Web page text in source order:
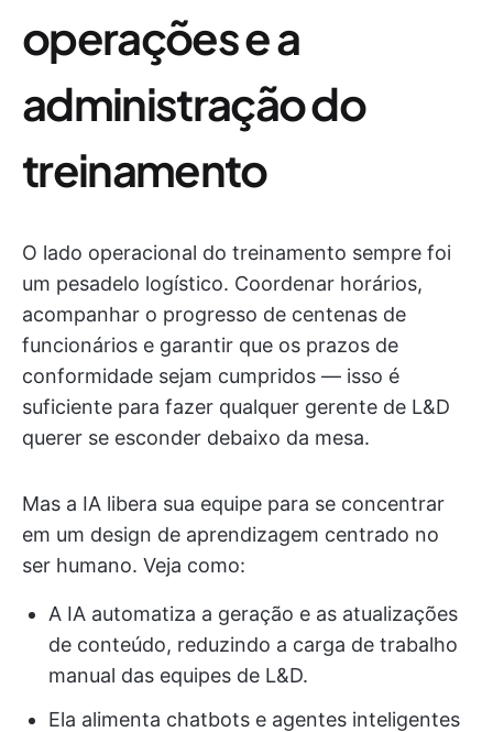
operações e a
administração do
treinamento
O lado operacional do treinamento sempre foi
um pesadelo logístico. Coordenar horários,
acompanhar o progresso de centenas de
funcionários e garantir que os prazos de
conformidade sejam cumpridos — isso é
suficiente para fazer qualquer gerente de L&D
querer se esconder debaixo da mesa.
Mas a IA libera sua equipe para se concentrar
em um design de aprendizagem centrado no
ser humano. Veja como:
A IA automatiza a geração e as atualizações
de conteúdo, reduzindo a carga de trabalho
manual das equipes de L&D.
Ela alimenta chatbots e agentes inteligentes